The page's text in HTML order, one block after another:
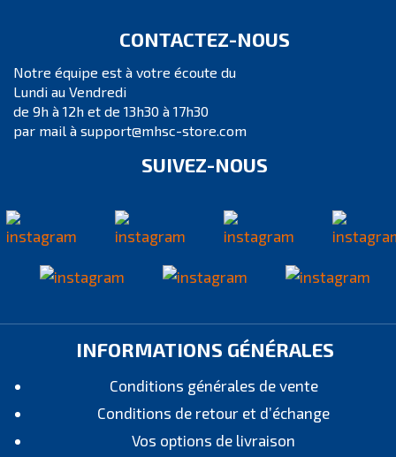
CONTACTEZ-NOUS
Notre équipe est à votre écoute du
Lundi au Vendredi
de 9h à 12h et de 13h30 à 17h30
par mail à support@mhsc-store.com
SUIVEZ-NOUS
INFORMATIONS GÉNÉRALES
Conditions générales de vente
Conditions de retour et d’échange
Vos options de livraison